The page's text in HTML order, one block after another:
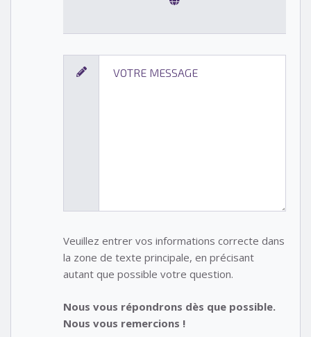
Veuillez entrer vos informations correcte dans
la zone de texte principale, en précisant
autant que possible votre question.
Nous vous répondrons dès que possible.
Nous vous remercions !